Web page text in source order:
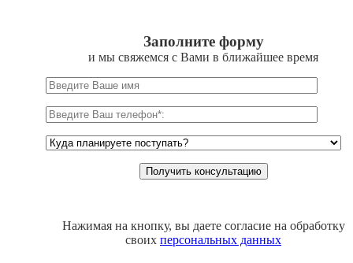
Заполните форму
и мы свяжемся с Вами в ближайшее время
Нажимая на кнопку, вы даете согласие на обработку
своих персональных данных